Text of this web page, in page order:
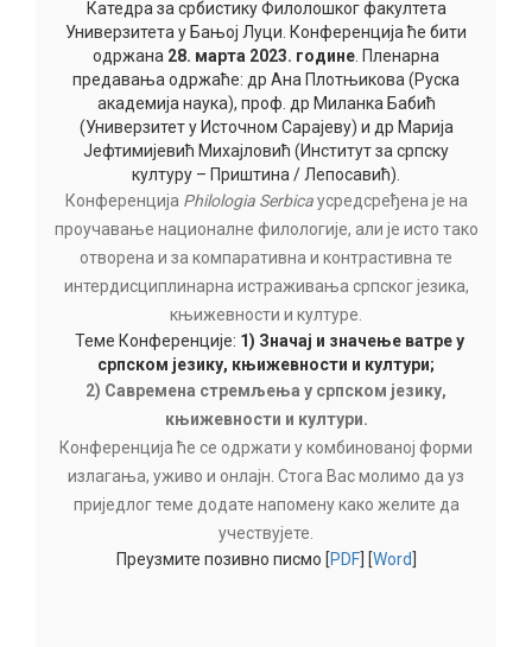
Катедра за србистику Филолошког факултета
Универзитета у Бањој Луци. Конференција ће бити
одржана 28. марта 2023. године . Пленарна
предавања одржаће: др Ана Плотњикова (Руска
академија наука), проф. др Миланка Бабић
(Универзитет у Источном Сарајеву) и др Марија
Јефтимијевић Михајловић (Институт за српску
културу – Приштина / Лепосавић).
Конференција Philologia Serbicaусредсређена је на
проучавање националне филологије, али је исто тако
отворена и за компаративна и контрастивна те
интердисциплинарна истраживања српског језика,
књижевности и културе.
Теме Конференције: 1) Значај и значење ватре у
српском језику, књижевности и култури;
2) Савремена стремљења у српском језику,
књижевности и култури.
Конференција ће се одржати у комбинованој форми
излагања, уживо и онлајн. Стога Вас молимо да уз
приједлог теме додате напомену како желите да
учествујете.
Преузмите позивно писмо [PDF] [Word